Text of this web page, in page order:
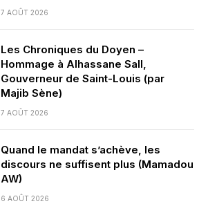
7 AOÛT 2026
Les Chroniques du Doyen –
Hommage à Alhassane Sall,
Gouverneur de Saint-Louis (par
Majib Sène)
7 AOÛT 2026
Quand le mandat s’achève, les
discours ne suffisent plus (Mamadou
AW)
6 AOÛT 2026